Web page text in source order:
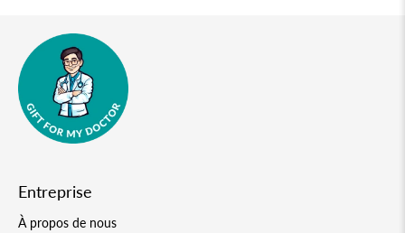
Entreprise
À propos de nous